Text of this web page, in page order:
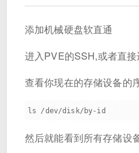
添加机械硬盘软直通
进入PVE的SSH,或者直
查看你现在的存储设备的
然后就能看到所有存储设